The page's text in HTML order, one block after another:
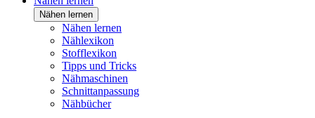
Nähen lernen
Nähen lernen
Nählexikon
Stofflexikon
Tipps und Tricks
Nähmaschinen
Schnittanpassung
Nähbücher